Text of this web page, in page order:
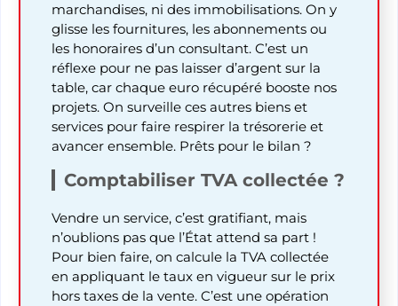
marchandises, ni des immobilisations. On y
glisse les fournitures, les abonnements ou
les honoraires d’un consultant. C’est un
réflexe pour ne pas laisser d’argent sur la
table, car chaque euro récupéré booste nos
projets. On surveille ces autres biens et
services pour faire respirer la trésorerie et
avancer ensemble. Prêts pour le bilan ?
Comptabiliser TVA collectée ?
Vendre un service, c’est gratifiant, mais
n’oublions pas que l’État attend sa part !
Pour bien faire, on calcule la TVA collectée
en appliquant le taux en vigueur sur le prix
hors taxes de la vente. C’est une opération